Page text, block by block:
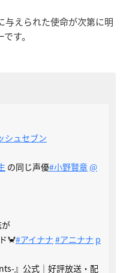
与えられた使命が次第に明
す。
シュセブン
の同じ声優#小野賢章@
🦀#アイナナ #アニナナ p
』公式｜好評放送・配